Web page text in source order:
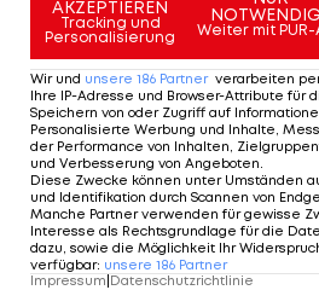
zur EURO 2024, als mit Alaba
zwei Schlüsselspieler nicht
sind nach aktuellem Stand
Akteure für die WM
Patrick Wimmer undFlorian
zuletzt zwar wegen
pausieren, sollten aber bis
werden.
AKZEPTIEREN
Tracking und
Personalisierung
Weiter mit PUR-
Wir und unsere 186 Partner verarbeiten
Ihre IP-Adresse und Browser-Attribute für
Speichern von oder Zugriff auf
Personalisierte Werbung und Inhalte,
der Performance von Inhalten,
und Verbesserung von Angeboten
Diese Zwecke können unter Umständen
und Identifikation durch Scannen von
Manche Partner verwenden für gewisse
Interesse als Rechtsgrundlage für die
dazu, sowie die Möglichkeit Ihr
verfügbar: unsere 186 Partner
Impressum|Datenschutzrichtlinie